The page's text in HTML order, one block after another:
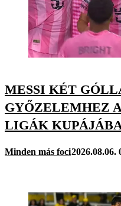
MESSI KÉT
GYŐZELEMHEZ
LIGÁK
Minden más foci2026.08.06.